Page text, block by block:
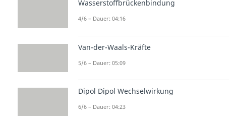
Wasserstoffbrückenbindung
4/6 – Dauer: 04:16
Van-der-Waals-Kräfte
5/6 – Dauer: 05:09
Dipol Dipol Wechselwirkung
6/6 – Dauer: 04:23